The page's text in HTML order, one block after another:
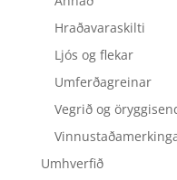
Hraðavaraskilti
Ljós og flekar
Umferðagreinar
Vegrið og
Umhverfið